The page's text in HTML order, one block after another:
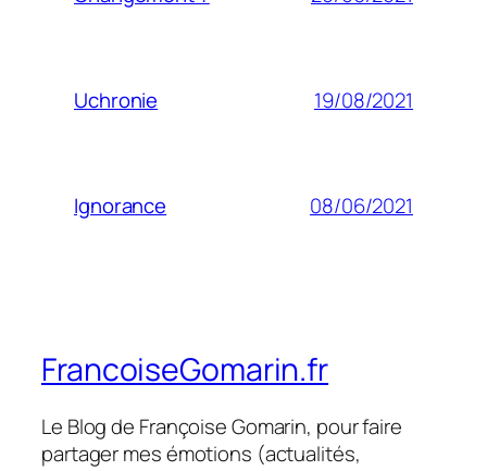
Uchronie 19/08/2021
Ignorance 08/06/2021
FrancoiseGomarin.fr
Le Blog de Françoise Gomarin, pour faire
partager mes émotions (actualités,